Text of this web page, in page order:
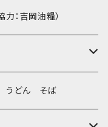
ト
了)
：吉岡油糧）
) うどん そば